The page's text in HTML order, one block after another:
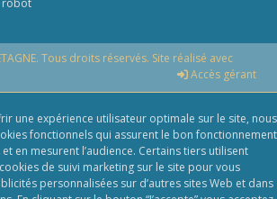
robot
Tous droits réservés. Site réalisé avec
Accès gérant
une expérience utilisateur optimale sur le site, nous
fonctionnels qui assurent le bon fonctionnement
en mesurent l’audience. Certains tiers utilisent
de suivi marketing sur le site pour vous
personnalisées sur d’autres sites Web et dans